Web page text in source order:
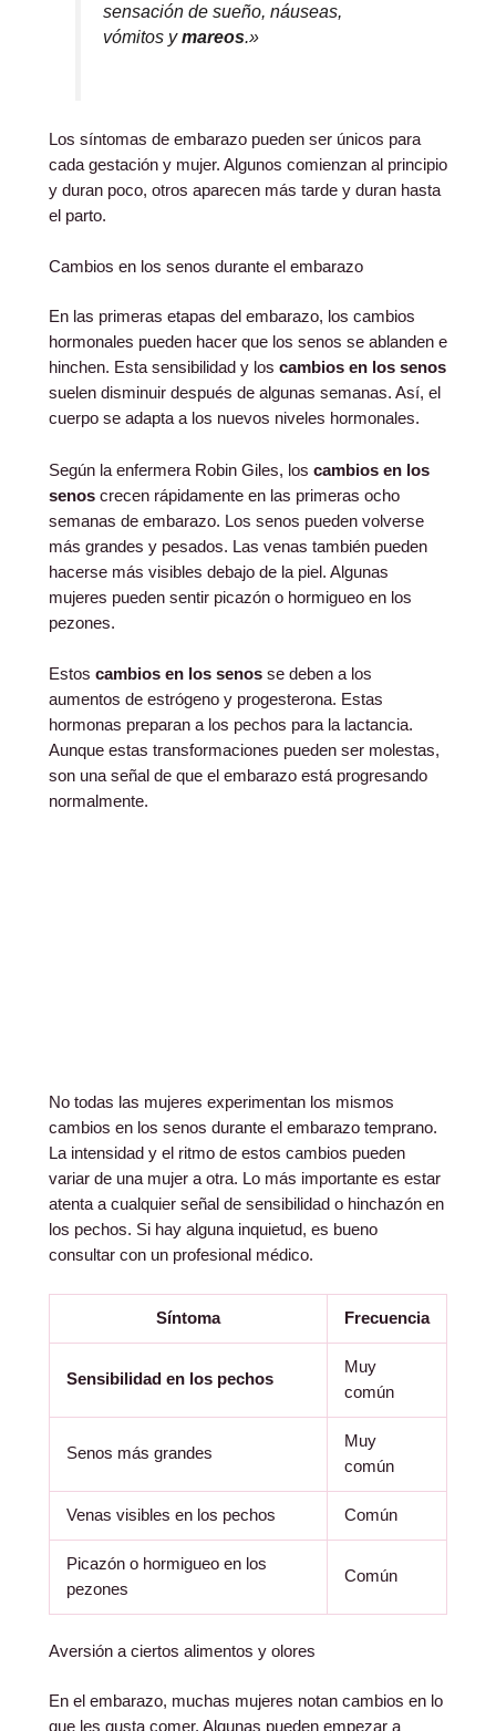
sensación de sueño, náuseas,
vómitos ymareos.»
Los síntomas de embarazo pueden ser únicos para
cada gestación y mujer. Algunos comienzan al principio
y duran poco, otros aparecen más tarde y duran hasta
el parto.
Cambios en los senos durante el embarazo
En las primeras etapas del embarazo, los cambios
hormonales pueden hacer que los senos se ablanden e
hinchen. Esta sensibilidad y los cambios en los senos
suelen disminuir después de algunas semanas. Así, el
cuerpo se adapta a los nuevos niveles hormonales.
Según la enfermera Robin Giles, los cambios en los
senos crecen rápidamente en las primeras ocho
semanas de embarazo. Los senos pueden volverse
más grandes y pesados. Las venas también pueden
hacerse más visibles debajo de la piel. Algunas
mujeres pueden sentir picazón o hormigueo en los
pezones.
Estos cambios en los senos se deben a los
aumentos de estrógeno y progesterona. Estas
hormonas preparan a los pechos para la lactancia.
Aunque estas transformaciones pueden ser molestas,
son una señal de que el embarazo está progresando
normalmente.
No todas las mujeres experimentan los mismos
cambios en los senos durante el embarazo temprano.
La intensidad y el ritmo de estos cambios pueden
variar de una mujer a otra. Lo más importante es estar
atenta a cualquier señal de sensibilidad o hinchazón en
los pechos. Si hay alguna inquietud, es bueno
consultar con un profesional médico.
Síntoma Frecuencia
Sensibilidad en los pechos
Muy
común
Senos más grandes
Muy
común
Venas visibles en los pechos Común
Picazón o hormigueo en los
pezones
Común
Aversión a ciertos alimentos y olores
En el embarazo, muchas mujeres notan cambios en lo
que les gusta comer. Algunas pueden empezar a